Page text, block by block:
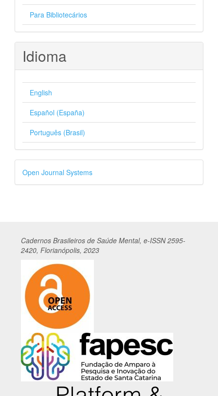
Para Bibliotecários
Idioma
English
Español (España)
Português (Brasil)
Desenvolvido
por
Open Journal Systems
Cadernos Brasileiros de Saúde Mental, e-ISSN 2595-
2420, Florianópolis, 2023